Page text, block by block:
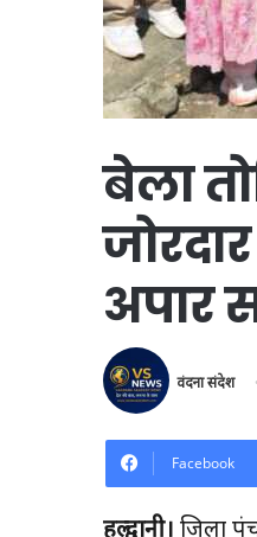
बेला
अपार
वंदना संदेश
Facebook
हल्द्वानी। जिला